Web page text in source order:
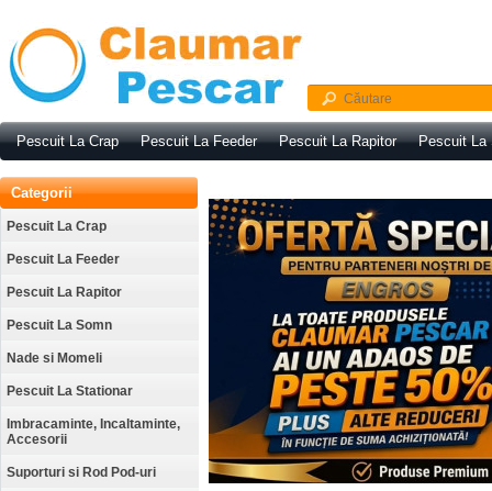
Pescuit La Crap Pescuit La Feeder Pescuit La Rapitor Pescuit La
Categorii
Pescuit La Crap
Pescuit La Feeder
Pescuit La Rapitor
Pescuit La Somn
Nade si Momeli
Pescuit La Stationar
Imbracaminte, Incaltaminte,
Accesorii
Suporturi si Rod Pod-uri